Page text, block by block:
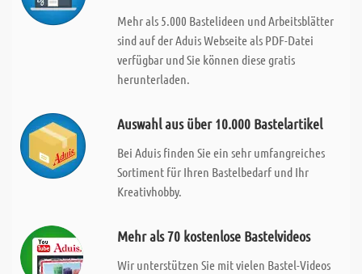
Mehr als 5.000 Bastelideen und Arbeitsblätter
sind auf der Aduis Webseite als PDF-Datei
verfügbar und Sie können diese gratis
herunterladen.
Auswahl aus über 10.000 Bastelartikel
Bei Aduis finden Sie ein sehr umfangreiches
Sortiment für Ihren Bastelbedarf und Ihr
Kreativhobby.
Mehr als 70 kostenlose Bastelvideos
Wir unterstützen Sie mit vielen Bastel-Videos